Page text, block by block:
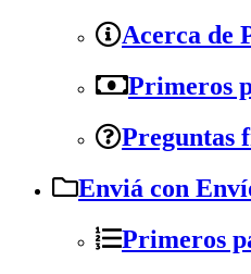
Acerca de
Primeros
Preguntas
Enviá con
Primeros